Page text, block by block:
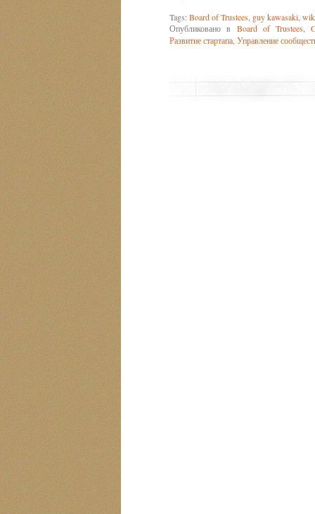
Tags: Board of Trustees guy kawasaki
Опубликовано в Board of Trustees ,
Развитие стартапа Управление